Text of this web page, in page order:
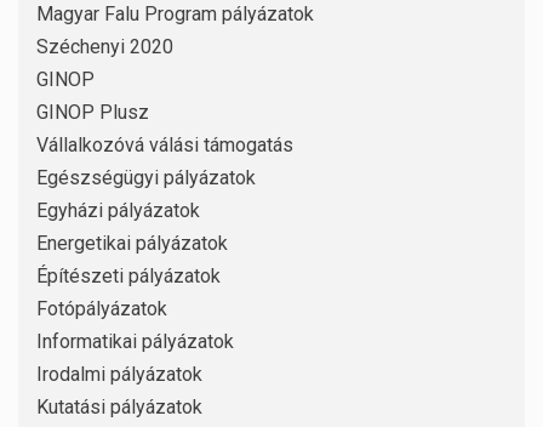
Magyar Falu Program pályázatok
Széchenyi 2020
GINOP
GINOP Plusz
Vállalkozóvá válási támogatás
Egészségügyi pályázatok
Egyházi pályázatok
Energetikai pályázatok
Építészeti pályázatok
Fotópályázatok
Informatikai pályázatok
Irodalmi pályázatok
Kutatási pályázatok